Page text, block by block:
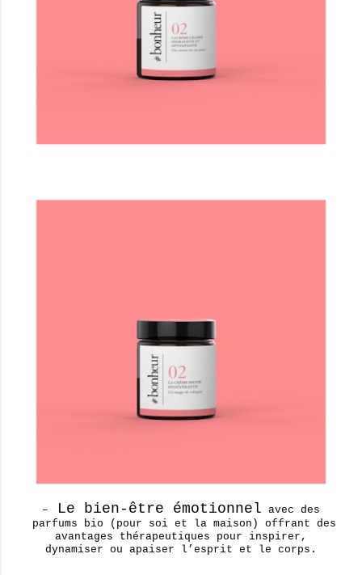
– Le bien-être émotionnel avec des
parfums bio (pour soi et la maison) offrant des
avantages thérapeutiques pour inspirer,
dynamiser ou apaiser l’esprit et le corps.